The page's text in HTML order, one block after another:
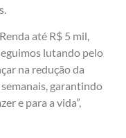
até R$ 5 mil,
lutando pelo
na redução da
garantindo
e para a vida”,